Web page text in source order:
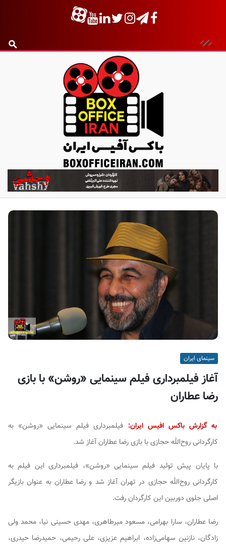
ب
ا
ک
س
ف
ی
س
ا
ی
ر
سینمای ایران
آغاز فیلمبرداری فیلم سینمایی «روشن» با بازی
رضا عطاران
به گزارش باکس افیس ایران: فیلمبرداری فیلم سینمایی «روشن» به
کارگردانی روح‌الله حجازی با بازی رضا عطاران آغاز شد.
با پایان پیش تولید فیلم سینمایی «روشن»، فیلمبرداری این فیلم به
کارگردانی روح‌الله حجازی در تهران آغاز شد و رضا عطاران به عنوان بازیگر
اصلی جلوی دوربین این کارگردان رفت.
رضا عطاران، سارا بهرامی، مسعود میرطاهری، مهدی حسینی نیا، محمد ولی
زادگان، نازنین سهامی‌زاده، ابراهیم عزیزی، علی رحیمی، حمیدرضا حیدری،